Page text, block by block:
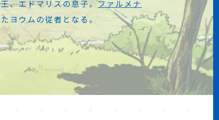
、エドマリスの息子。ファルメナ
ヨウムの従者となる。